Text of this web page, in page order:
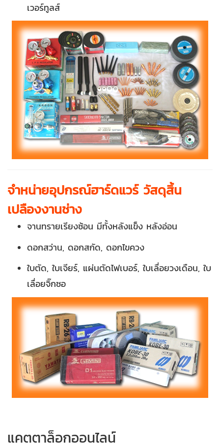
เวอร์ทูลส์
จำหน่ายอุปกรณ์ฮาร์ดแวร์ วัสดุสิ้น
เปลืองงานช่าง
จานทรายเรียงซ้อน มีทั้งหลังแข็ง หลังอ่อน
ดอกสว่าน, ดอกสกัด, ดอกไขควง
ใบตัด, ใบเจียร์, แผ่นตัดไฟเบอร์, ใบเลื่อยวงเดือน, ใบ
เลื่อยจิ๊กซอ
แคตตาล็อกออนไลน์